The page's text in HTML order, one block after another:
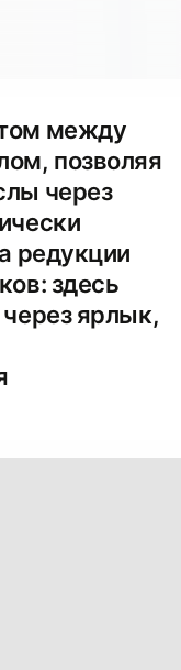
между
позволяя
через
редукции
здесь
ярлык,